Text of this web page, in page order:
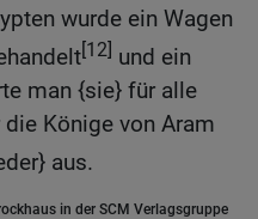
wurde ein Wagen
[12] und ein
man {sie} für alle
Könige von Aram
aus.
in der SCM Verlagsgruppe